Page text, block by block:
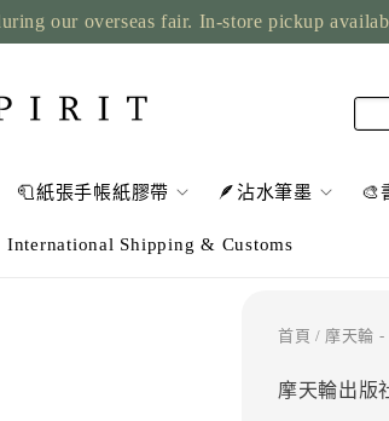
our overseas fair. In-store pickup
🧻紙張手帳紙膠帶 🪶沾水筆墨 🎨
International Shipping & Customs
首頁 / 摩天輪 -
摩天輪出版